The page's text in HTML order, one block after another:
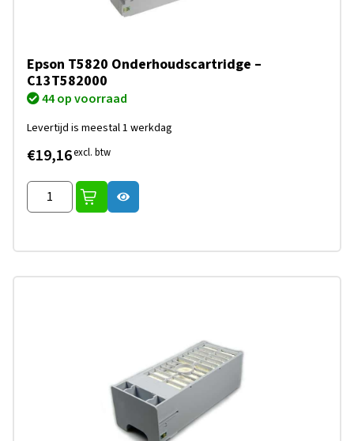
Epson T5820 Onderhoudscartridge –
C13T582000
44 op voorraad
Levertijd is meestal 1 werkdag
€19,16excl. btw